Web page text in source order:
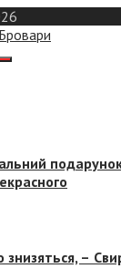
знизяться, –